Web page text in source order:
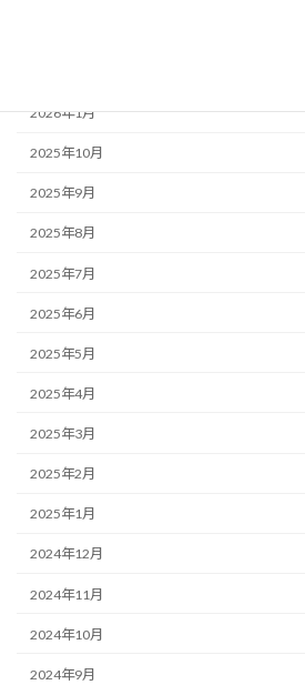
2026年1月
2025年10月
2025年9月
2025年8月
2025年7月
2025年6月
2025年5月
2025年4月
2025年3月
2025年2月
2025年1月
2024年12月
2024年11月
2024年10月
2024年9月